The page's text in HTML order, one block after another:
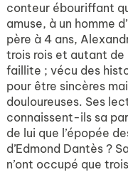
conteur ébouriffant
amuse, à un homme
père à 4 ans,
trois rois et autant de
faillite ; vécu des
pour être sincères
douloureuses. Ses
connaissent-ils sa
de lui que l’épopée
d’Edmond Dantès ?
n’ont occupé que